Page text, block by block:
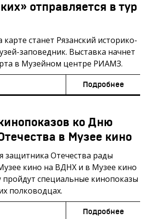
отправляется в тур
станет Рязанский историко-
заповедник. Выставка начнет
в Музейном центре РИАМЗ.
Подробнее
ко Дню
в Музее кино
защитника Отечества рады
кино на ВДНХ и в Музее кино
пройдут специальные кинопоказы
полководцах.
Подробнее